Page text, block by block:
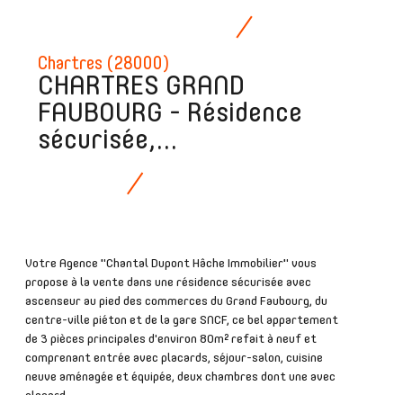
Chartres (28000)
CHARTRES GRAND
FAUBOURG - Résidence
sécurisée,...
Votre Agence "Chantal Dupont Hâche Immobilier" vous
propose à la vente dans une résidence sécurisée avec
ascenseur au pied des commerces du Grand Faubourg, du
centre-ville piéton et de la gare SNCF, ce bel appartement
de 3 pièces principales d'environ 80m² refait à neuf et
comprenant entrée avec placards, séjour-salon, cuisine
neuve aménagée et équipée, deux chambres dont une avec